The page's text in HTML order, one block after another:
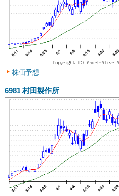
株価予想
6981 村田製作所